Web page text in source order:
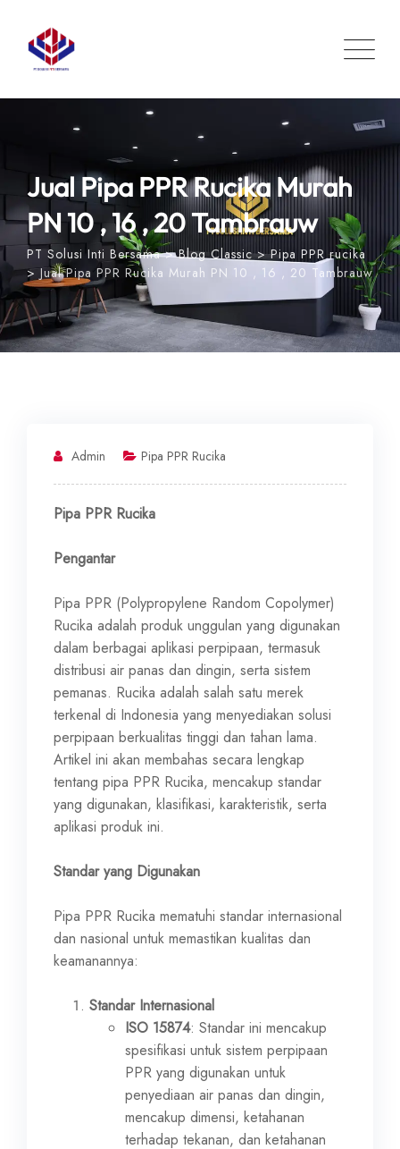
content
Jual Pipa PPR Rucika Murah
PN 10 , 16 , 20 Tambrauw
PT Solusi Inti Bersama>Blog Classic>Pipa PPR rucika
>Jual Pipa PPR Rucika Murah PN 10 , 16 , 20 Tambrauw
Admin Pipa PPR Rucika
Pipa PPR Rucika
Pengantar
Pipa PPR (Polypropylene Random Copolymer)
Rucika adalah produk unggulan yang digunakan
dalam berbagai aplikasi perpipaan, termasuk
distribusi air panas dan dingin, serta sistem
pemanas. Rucika adalah salah satu merek
terkenal di Indonesia yang menyediakan solusi
perpipaan berkualitas tinggi dan tahan lama.
Artikel ini akan membahas secara lengkap
tentang pipa PPR Rucika, mencakup standar
yang digunakan, klasifikasi, karakteristik, serta
aplikasi produk ini.
Standar yang Digunakan
Pipa PPR Rucika mematuhi standar internasional
dan nasional untuk memastikan kualitas dan
keamanannya:
Standar Internasional
ISO 15874: Standar ini mencakup
spesifikasi untuk sistem perpipaan
PPR yang digunakan untuk
penyediaan air panas dan dingin,
mencakup dimensi, ketahanan
terhadap tekanan, dan ketahanan